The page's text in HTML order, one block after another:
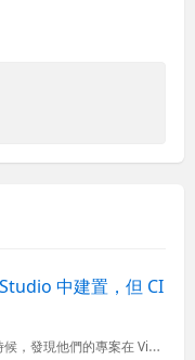
中建置，但 CI
我在幫一個客戶 Code Review 並重構專案的時候，發現他們的專案在 Visual Studio 2019 都可以順利的建置專案，但是透過 Azure Pipelines 使用 MSBuild